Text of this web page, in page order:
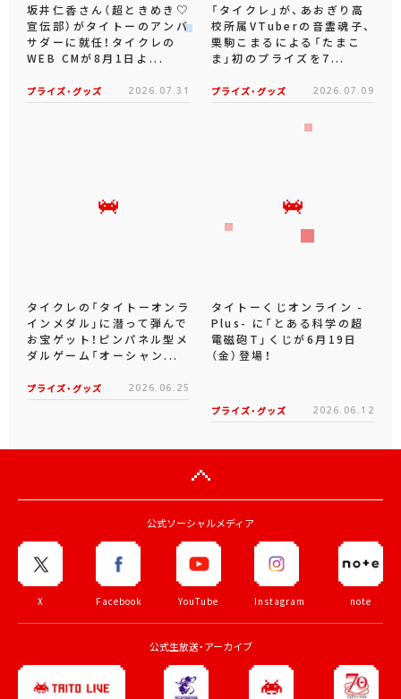
坂井仁香さん（超ときめき♡
宣伝部）がタイトーのアンバ
サダーに就任！タイクレの
WEB CMが8月1日よ...
プライズ・グッズ 2026.07.31
「タイクレ」が、あおぎり高
校所属VTuberの音霊魂子、
栗駒こまるによる「たまこ
ま」初のプライズを7...
プライズ・グッズ 2026.07.09
タイクレの「タイトーオンラ
インメダル」に潜って弾んで
お宝ゲット！ピンパネル型メ
ダルゲーム「オーシャン...
プライズ・グッズ 2026.06.25
タイトーくじオンライン -
Plus- に「とある科学の超
電磁砲T」くじが6月19日
（金）登場！
プライズ・グッズ 2026.06.12
公式ソーシャルメディア
X Facebook YouTube Instagram note
公式生放送・アーカイブ